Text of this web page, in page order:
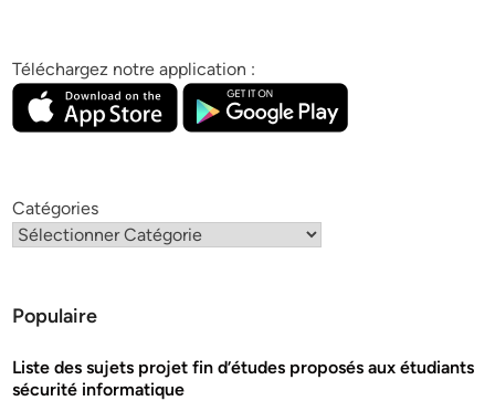
Téléchargez notre application :
Catégories
Populaire
Liste des sujets projet fin d’études proposés aux étudiants
sécurité informatique